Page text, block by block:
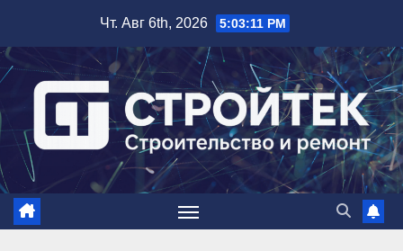
содержимому
Чт. Авг 6th, 2026 5:03:12 PM